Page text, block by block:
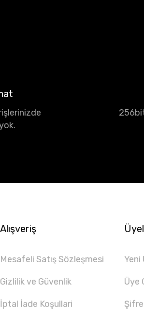
Alışveriş
Mesafeli Satış Sözleşmesi
Gizlilik ve Güvenlik
İptal İade Koşullari
Yeni
Üye